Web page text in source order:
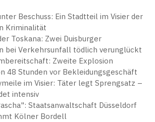
Beschuss: Ein Stadtteil im Visier der
Kriminalität
Toskana: Zwei Duisburger
bei Verkehrsunfall tödlich verunglückt
Zweite Explosion
48 Stunden vor Bekleidungsgeschäft
im Visier: Täter legt Sprengsatz –
intensiv
Staatsanwaltschaft Düsseldorf
Kölner Bordell